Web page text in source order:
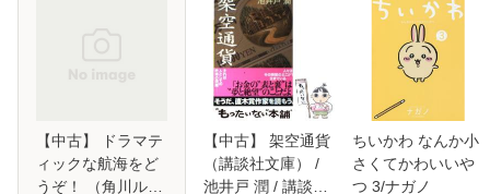
【中古】 ドラマテ
ィックな航海をど
うぞ！ （角川ルビ
【中古】 架空通貨
（講談社文庫） /
池井戸 潤 / 講談社
ちいかわ なんか小
さくてかわいいや
つ 3/ナガノ